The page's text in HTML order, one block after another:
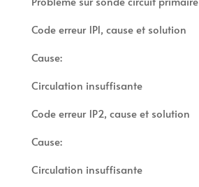
Code erreur 1P1, cause et solution
Cause:
Circulation insuffisante
Code erreur 1P2, cause et solution
Cause:
Circulation insuffisante